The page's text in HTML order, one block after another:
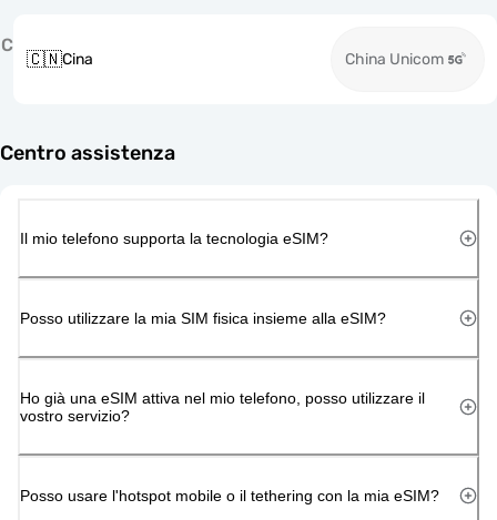
C
🇨🇳Cina China Unicom
Centro assistenza
Il mio telefono supporta la tecnologia eSIM?
Posso utilizzare la mia SIM fisica insieme alla eSIM?
Ho già una eSIM attiva nel mio telefono, posso utilizzare il
vostro servizio?
Posso usare l'hotspot mobile o il tethering con la mia eSIM?